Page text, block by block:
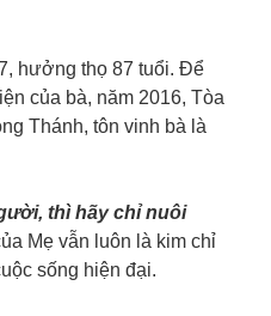
hưởng thọ 87 tuổi. Để
của bà, năm 2016, Tòa
Thánh, tôn vinh bà là
thì hãy chỉ nuôi
Mẹ vẫn luôn là kim chỉ
sống hiện đại.